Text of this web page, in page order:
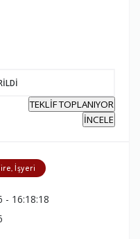
TEKLİF TOPLANIYOR
İNCELE
İşyeri
- 16:18:18